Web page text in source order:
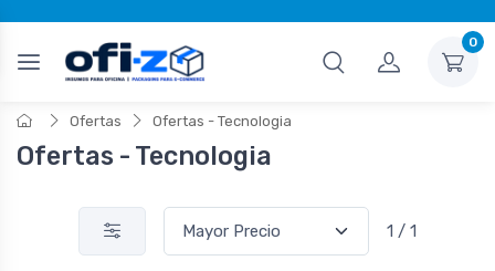
0
Ofertas Ofertas - Tecnologia
Ofertas - Tecnologia
1 / 1